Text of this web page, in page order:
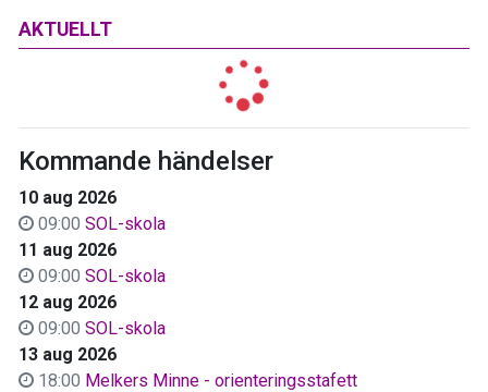
AKTUELLT
Kommande händelser
10 aug 2026
09:00 SOL-skola
11 aug 2026
09:00 SOL-skola
12 aug 2026
09:00 SOL-skola
13 aug 2026
18:00 Melkers Minne - orienteringsstafett